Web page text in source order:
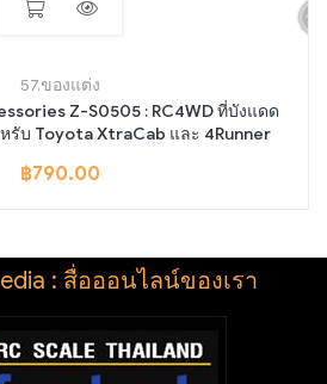
57.ของแต่ง
Z-S0505 : RC4WD ที่บังแดด
รับ Toyota XtraCab และ 4Runner
฿790.00
: สื่อออนไลน์ของเรา